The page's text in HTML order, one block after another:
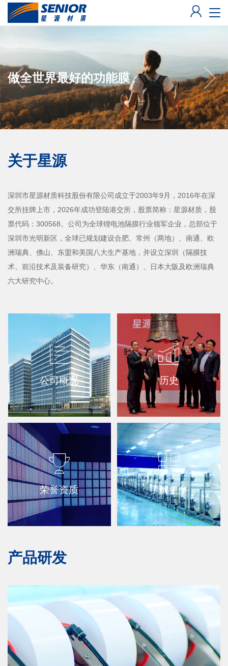
做全世界最好的功能膜
关于星源
深圳市星源材质科技股份有限公司成立于2003年9月，2016年在深
交所挂牌上市，2026年成功登陆港交所，股票简称：星源材质，股
票代码：300568。公司为全球锂电池隔膜行业领军企业，总部位于
深圳市光明新区，全球已规划建设合肥、常州（两地）、南通、欧
洲瑞典、佛山、东盟和美国八大生产基地，并设立深圳（隔膜技
术、前沿技术及装备研究）、华东（南通）、日本大阪及欧洲瑞典
六大研究中心。
公司概况 历史
荣誉资质 了解更多
产品研发